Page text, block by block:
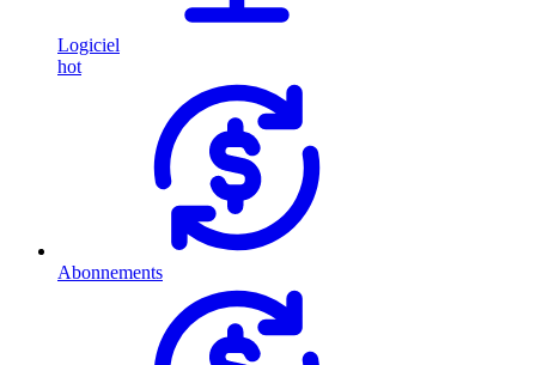
Logiciel
hot
Abonnements